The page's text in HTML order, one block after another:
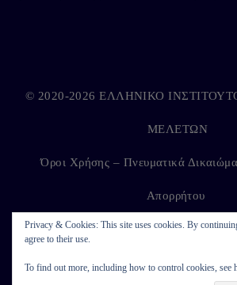
Privacy & Cookies: This site uses cookies. By
agree to their use.
To find out more, including how to control cookies, see
© 2020-2026 ΕΛΛΗΝΙΚΟ
ΜΕΛΕΤΩΝ
Όροι Χρήσης – Πνευματικά
Απορρήτου
Developed by